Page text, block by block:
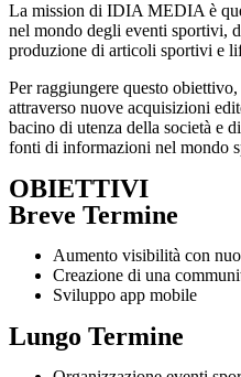
La mission di IDIA MEDIA è
nel mondo degli eventi sportivi,
produzione di articoli sportivi e
Per raggiungere questo
attraverso nuove acquisizioni
bacino di utenza della società e
fonti di informazioni nel mondo
OBIETTIVI
Breve Termine
Aumento visibilità con
Creazione di una
Sviluppo app mobile
Lungo Termine